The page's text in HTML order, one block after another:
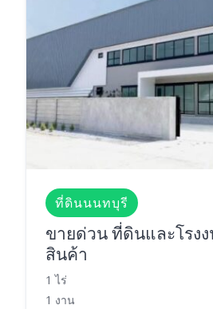
ที่ดินนนทบุรี
ขายด่วน ที่ดินและโรง
สินค้า
1 ไร่
1 งาน